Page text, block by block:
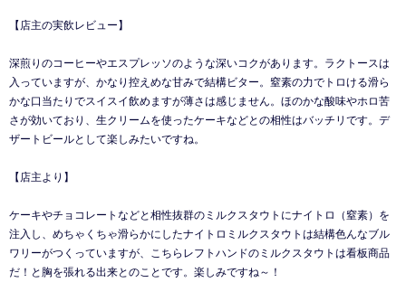
【店主の実飲レビュー】
深煎りのコーヒーやエスプレッソのような深いコクがあります。ラクトースは
入っていますが、かなり控えめな甘みで結構ビター。窒素の力でトロける滑ら
かな口当たりでスイスイ飲めますが薄さは感じません。ほのかな酸味やホロ苦
さが効いており、生クリームを使ったケーキなどとの相性はバッチリです。デ
ザートビールとして楽しみたいですね。
【店主より】
ケーキやチョコレートなどと相性抜群のミルクスタウトにナイトロ（窒素）を
注入し、めちゃくちゃ滑らかにしたナイトロミルクスタウトは結構色んなブル
ワリーがつくっていますが、こちらレフトハンドのミルクスタウトは看板商品
だ！と胸を張れる出来とのことです。楽しみですね～！